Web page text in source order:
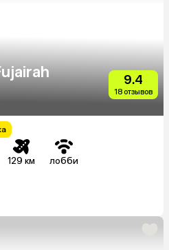
9.4
18 отзывов
129 км лобби